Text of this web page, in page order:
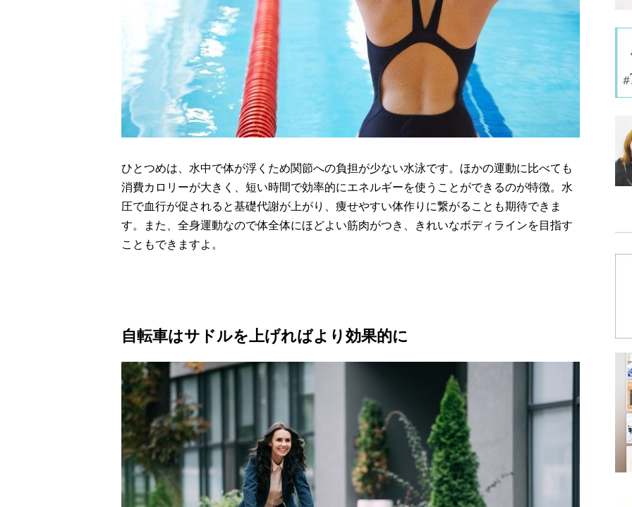
ひとつめは、水中で体が浮くため関節への負担が少ない水泳です。ほかの運動に比べても
消費カロリーが大きく、短い時間で効率的にエネルギーを使うことができるのが特徴。水
圧で血行が促されると基礎代謝が上がり、痩せやすい体作りに繋がることも期待できま
す。また、全身運動なので体全体にほどよい筋肉がつき、きれいなボディラインを目指す
こともできますよ。
自転車はサドルを上げればより効果的に